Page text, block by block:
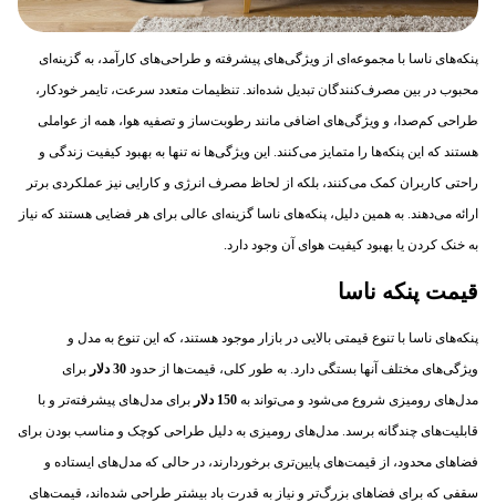
پنکه‌های ناسا با مجموعه‌ای از ویژگی‌های پیشرفته و طراحی‌های کارآمد، به گزینه‌ای
محبوب در بین مصرف‌کنندگان تبدیل شده‌اند. تنظیمات متعدد سرعت، تایمر خودکار،
طراحی کم‌صدا، و ویژگی‌های اضافی مانند رطوبت‌ساز و تصفیه هوا، همه از عواملی
هستند که این پنکه‌ها را متمایز می‌کنند. این ویژگی‌ها نه تنها به بهبود کیفیت زندگی و
راحتی کاربران کمک می‌کنند، بلکه از لحاظ مصرف انرژی و کارایی نیز عملکردی برتر
ارائه می‌دهند. به همین دلیل، پنکه‌های ناسا گزینه‌ای عالی برای هر فضایی هستند که نیاز
به خنک کردن یا بهبود کیفیت هوای آن وجود دارد.
قیمت پنکه ناسا
پنکه‌های ناسا با تنوع قیمتی بالایی در بازار موجود هستند، که این تنوع به مدل و
ویژگی‌های مختلف آنها بستگی دارد. به طور کلی، قیمت‌ها از حدود 30 دلار
برای
مدل‌های رومیزی شروع می‌شود و می‌تواند به 150 دلار
برای مدل‌های پیشرفته‌تر و با
قابلیت‌های چندگانه برسد. مدل‌های رومیزی به دلیل طراحی کوچک و مناسب بودن برای
فضاهای محدود، از قیمت‌های پایین‌تری برخوردارند، در حالی که مدل‌های ایستاده و
سقفی که برای فضاهای بزرگ‌تر و نیاز به قدرت باد بیشتر طراحی شده‌اند، قیمت‌های